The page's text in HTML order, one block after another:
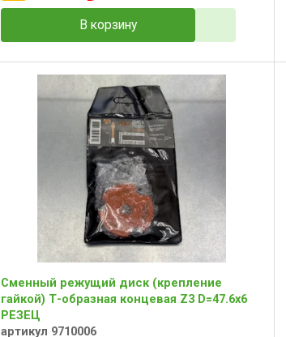
В корзину
Сменный режущий диск (крепление
гайкой) Т-образная концевая Z3 D=47.6x6
РЕЗЕЦ
артикул 9710006